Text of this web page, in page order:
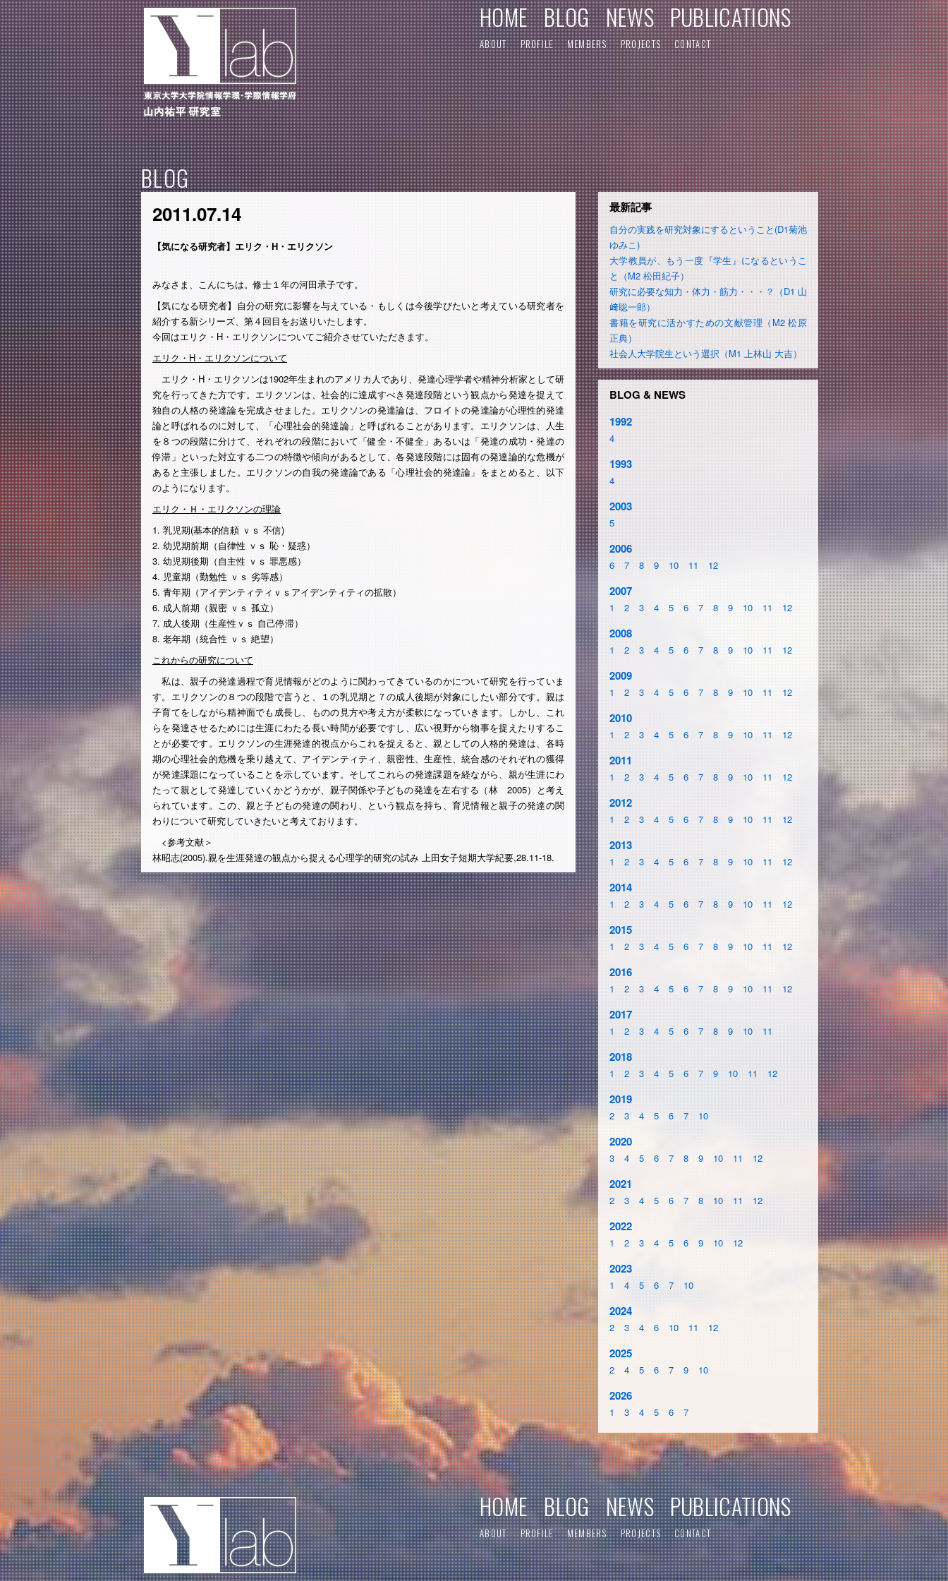
HOME BLOG NEWS PUBLICATIONS
ABOUT PROFILE MEMBERS PROJECTS CONTACT
BLOG
2011.07.14
【気になる研究者】エリク・H・エリクソン
みなさま、こんにちは。修士１年の河田承子です。
【気になる研究者】自分の研究に影響を与えている・もしくは今後学びたいと考えている研究者を
紹介する新シリーズ、第４回目をお送りいたします。
今回はエリク・H・エリクソンについてご紹介させていただきます。
エリク・H・エリクソンについて
エリク・H・エリクソンは1902年生まれのアメリカ人であり、発達心理学者や精神分析家として研
究を行ってきた方です。エリクソンは、社会的に達成すべき発達段階という観点から発達を捉えて
独自の人格の発達論を完成させました。エリクソンの発達論は、フロイトの発達論が心理性的発達
論と呼ばれるのに対して、「心理社会的発達論」と呼ばれることがあります。エリクソンは、人生
を８つの段階に分けて、それぞれの段階において「健全・不健全」あるいは「発達の成功・発達の
停滞」といった対立する二つの特徴や傾向があるとして、各発達段階には固有の発達論的な危機が
あると主張しました。エリクソンの自我の発達論である「心理社会的発達論」をまとめると、以下
のようになります。
エリク・Ｈ・エリクソンの理論
1. 乳児期(基本的信頼 ｖｓ 不信)
2. 幼児期前期（自律性 ｖｓ 恥・疑惑）
3. 幼児期後期（自主性 ｖｓ 罪悪感）
4. 児童期（勤勉性 ｖｓ 劣等感）
5. 青年期（アイデンティティｖｓアイデンティティの拡散）
6. 成人前期（親密 ｖｓ 孤立）
7. 成人後期（生産性ｖｓ 自己停滞）
8. 老年期（統合性 ｖｓ 絶望）
これからの研究について
私は、親子の発達過程で育児情報がどのように関わってきているのかについて研究を行っていま
す。エリクソンの８つの段階で言うと、１の乳児期と７の成人後期が対象にしたい部分です。親は
子育てをしながら精神面でも成長し、ものの見方や考え方が柔軟になっていきます。しかし、これ
らを発達させるためには生涯にわたる長い時間が必要ですし、広い視野から物事を捉えたりするこ
とが必要です。エリクソンの生涯発達的視点からこれを捉えると、親としての人格的発達は、各時
期の心理社会的危機を乗り越えて、アイデンティティ、親密性、生産性、統合感のそれぞれの獲得
が発達課題になっていることを示しています。そしてこれらの発達課題を経ながら、親が生涯にわ
たって親として発達していくかどうかが、親子関係や子どもの発達を左右する（林 2005）と考え
られています。この、親と子どもの発達の関わり、という観点を持ち、育児情報と親子の発達の関
わりについて研究していきたいと考えております。
<参考文献＞
林昭志(2005).親を生涯発達の観点から捉える心理学的研究の試み 上田女子短期大学紀要,28.11-18.
最新記事
自分の実践を研究対象にするということ(D1菊池
ゆみこ)
大学教員が、もう一度『学生』になるというこ
と（M2 松田紀子）
研究に必要な知力・体力・筋力・・・？（D1 山
﨑聡一郎）
書籍を研究に活かすための文献管理（M2 松原
正典）
社会人大学院生という選択（M1 上林山 大吉）
BLOG & NEWS
1992
4
1993
4
2003
5
2006
6 7 8 9 10 11 12
2007
1 2 3 4 5 6 7 8 9 10 11 12
2008
1 2 3 4 5 6 7 8 9 10 11 12
2009
1 2 3 4 5 6 7 8 9 10 11 12
2010
1 2 3 4 5 6 7 8 9 10 11 12
2011
1 2 3 4 5 6 7 8 9 10 11 12
2012
1 2 3 4 5 6 7 8 9 10 11 12
2013
1 2 3 4 5 6 7 8 9 10 11 12
2014
1 2 3 4 5 6 7 8 9 10 11 12
2015
1 2 3 4 5 6 7 8 9 10 11 12
2016
1 2 3 4 5 6 7 8 9 10 11 12
2017
1 2 3 4 5 6 7 8 9 10 11
2018
1 2 3 4 5 6 7 9 10 11 12
2019
2 3 4 5 6 7 10
2020
3 4 5 6 7 8 9 10 11 12
2021
2 3 4 5 6 7 8 10 11 12
2022
1 2 3 4 5 6 9 10 12
2023
1 4 5 6 7 10
2024
2 3 4 6 10 11 12
2025
2 4 5 6 7 9 10
2026
1 3 4 5 6 7
HOME BLOG NEWS PUBLICATIONS
ABOUT PROFILE MEMBERS PROJECTS CONTACT